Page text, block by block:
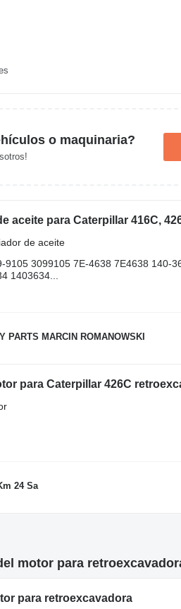
o maquinaria?
de aceite
9105 3099105 7E-4638 7E4638 140-
1403634...
PARTS MARCIN ROMANOWSKI
para Caterpillar 426C
24 Sa
motor para
para retroexcavadora